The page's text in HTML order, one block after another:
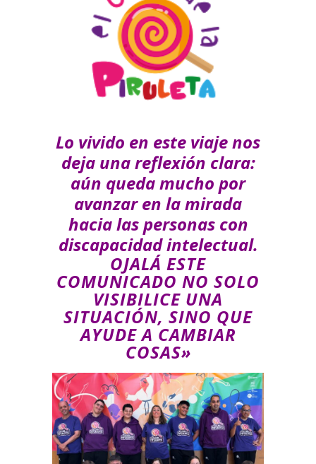
Lo vivido en este viaje nos
deja una reflexión clara:
aún queda mucho por
avanzar en la mirada
hacia las personas con
discapacidad intelectual.
OJALÁ ESTE
COMUNICADO NO SOLO
VISIBILICE UNA
SITUACIÓN, SINO QUE
AYUDE A CAMBIAR
COSAS»